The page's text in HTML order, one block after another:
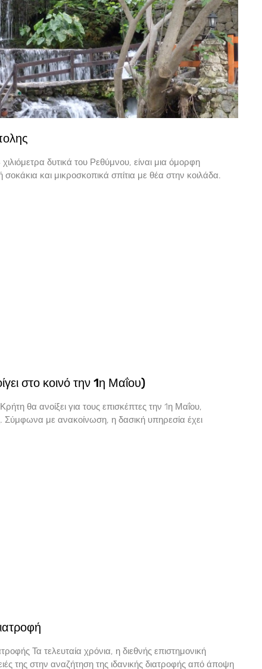
δυτικά του Ρεθύμνου, είναι μια όμορφη
και μικροσκοπικά σπίτια με θέα στην κοιλάδα.
στο κοινό την 1η Μαΐου)
θα ανοίξει για τους επισκέπτες την 1η Μαΐου,
Σύμφωνα με ανακοίνωση, η δασική υπηρεσία έχει
Τα τελευταία χρόνια, η διεθνής επιστημονική
της στην αναζήτηση της ιδανικής διατροφής από άποψη